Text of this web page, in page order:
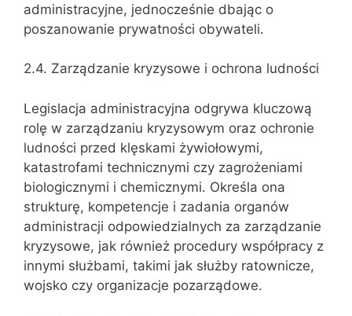
administracyjne, jednocześnie dbając o
poszanowanie prywatności obywateli.
2.4. Zarządzanie kryzysowe i ochrona ludności
Legislacja administracyjna odgrywa kluczową
rolę w zarządzaniu kryzysowym oraz ochronie
ludności przed klęskami żywiołowymi,
katastrofami technicznymi czy zagrożeniami
biologicznymi i chemicznymi. Określa ona
strukturę, kompetencje i zadania organów
administracji odpowiedzialnych za zarządzanie
kryzysowe, jak również procedury współpracy z
innymi służbami, takimi jak służby ratownicze,
wojsko czy organizacje pozarządowe.